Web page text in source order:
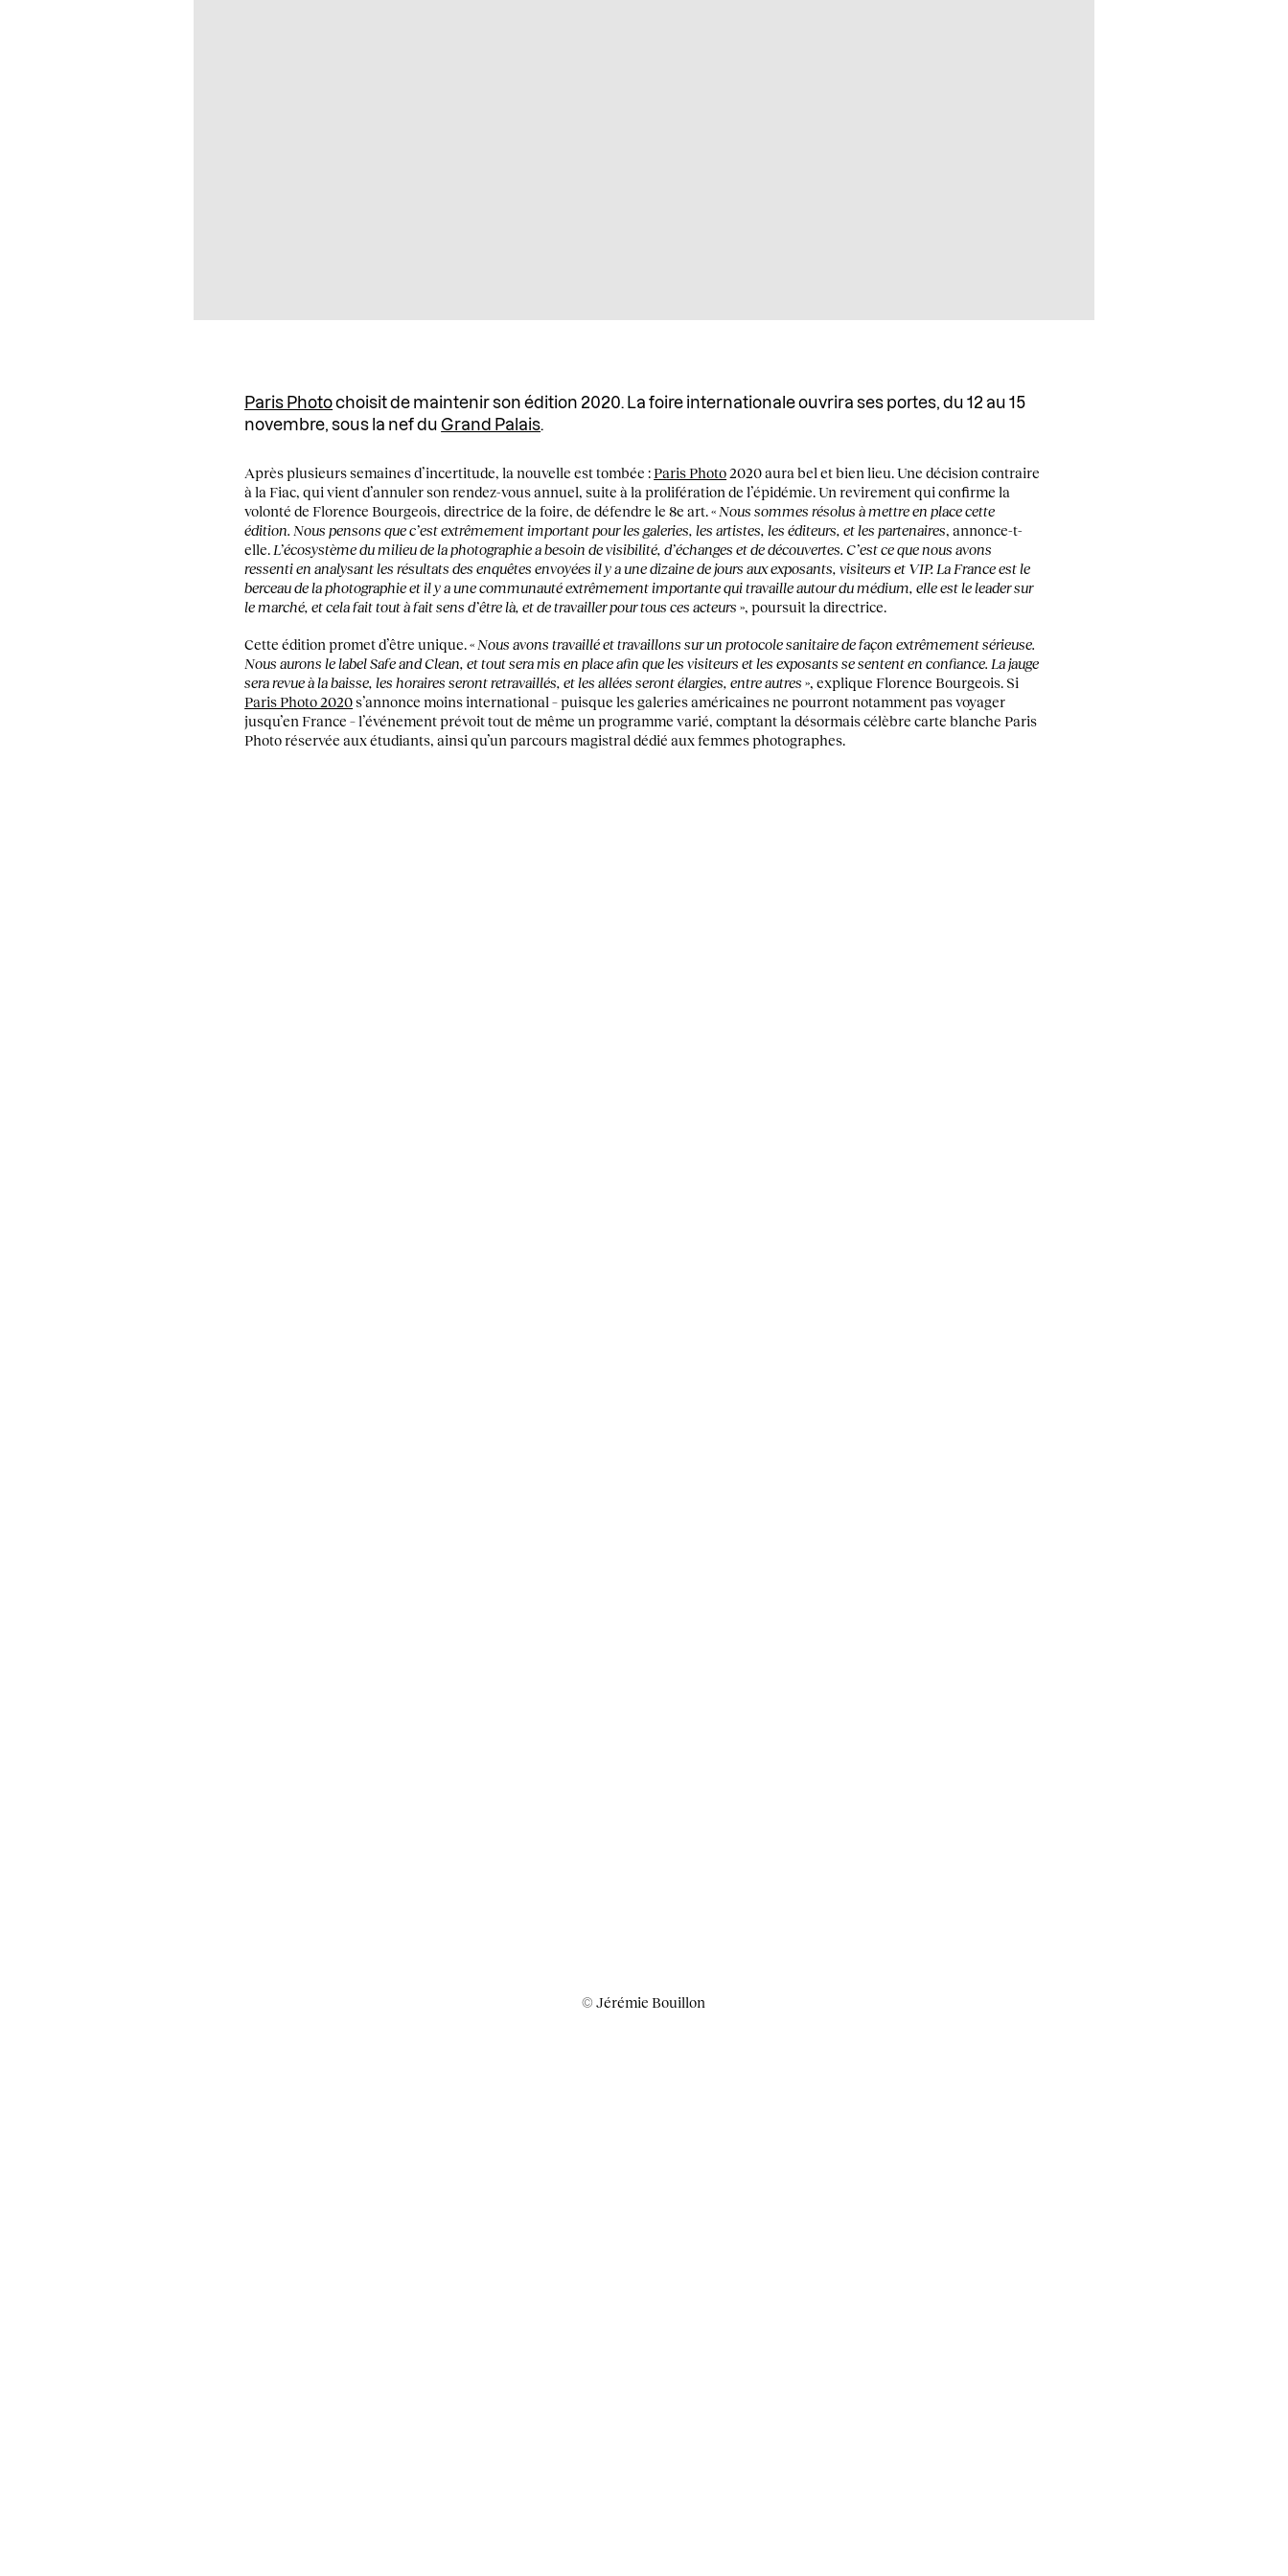
Paris Photochoisit de maintenir son édition 2020. La foire internationale ouvrira ses portes, du 12 au 15
novembre, sous la nef du Grand Palais.
Après plusieurs semaines d’incertitude, la nouvelle est tombée :Paris Photo 2020 aura bel et bien lieu. Une décision contraire
à la Fiac, qui vient d’annuler son rendez-vous annuel, suite à la prolifération de l’épidémie. Un revirement qui confirme la
volonté de Florence Bourgeois, directrice de la foire, de défendre le 8e art. « Nous sommes résolus à mettre en place cette
édition. Nous pensons que c’est extrêmement important pour les galeries, les artistes, les éditeurs, et les partenaires, annonce-t-
elle. L’écosystème du milieu de la photographie a besoin de visibilité, d’échanges et de découvertes. C’est ce que nous avons
ressenti en analysant les résultats des enquêtes envoyées il y a une dizaine de jours aux exposants, visiteurs et VIP. La France est le
berceau de la photographie et il y a une communauté extrêmement importante qui travaille autour du médium, elle est le leader sur
le marché, et cela fait tout à fait sens d’être là, et de travailler pour tous ces acteurs », poursuit la directrice.
Cette édition promet d’être unique. « Nous avons travaillé et travaillons sur un protocole sanitaire de façon extrêmement sérieuse.
Nous aurons le label Safe and Clean, et tout sera mis en place afin que les visiteurs et les exposants se sentent en confiance. La jauge
sera revue à la baisse, les horaires seront retravaillés, et les allées seront élargies, entre autres », explique Florence Bourgeois. Si
Paris Photo 2020s’annonce moins international – puisque les galeries américaines ne pourront notamment pas voyager
jusqu’en France – l’événement prévoit tout de même un programme varié, comptant la désormais célèbre carte blanche Paris
Photo réservée aux étudiants, ainsi qu’un parcours magistral dédié aux femmes photographes.
© Jérémie Bouillon